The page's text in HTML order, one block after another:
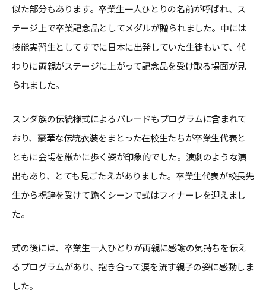
似た部分もあります。卒業生一人ひとりの名前が呼ばれ、ス
テージ上で卒業記念品としてメダルが贈られました。中には
技能実習生としてすでに日本に出発していた生徒もいて、代
わりに両親がステージに上がって記念品を受け取る場面が見
られました。
スンダ族の伝統様式によるパレードもプログラムに含まれて
おり、豪華な伝統衣装をまとった在校生たちが卒業生代表と
ともに会場を厳かに歩く姿が印象的でした。演劇のような演
出もあり、とても見ごたえがありました。卒業生代表が校長先
生から祝辞を受けて跪くシーンで式はフィナーレを迎えまし
た。
式の後には、卒業生一人ひとりが両親に感謝の気持ちを伝え
るプログラムがあり、抱き合って涙を流す親子の姿に感動しま
した。